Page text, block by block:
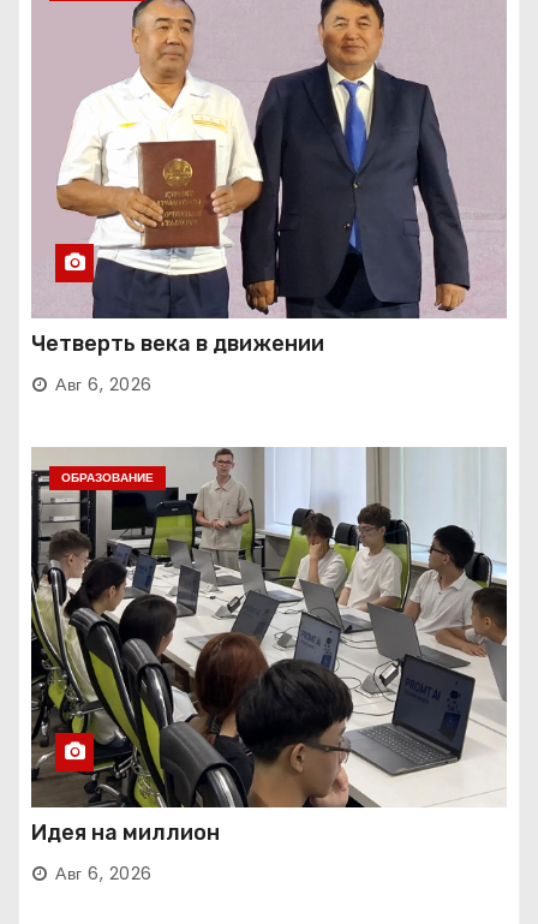
Четверть века в движении
Авг 6, 2026
ОБРАЗОВАНИЕ
Идея на миллион
Авг 6, 2026